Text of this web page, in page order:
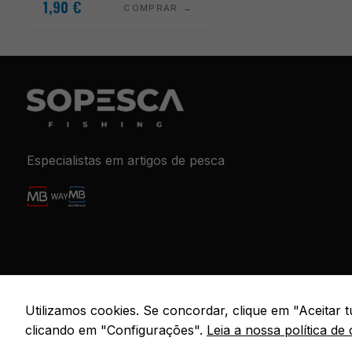
1,90 € COMPRAR
Especialistas em artigos de pesca
© 2026
Utilizamos cookies. Se concordar, clique em "Aceitar
clicando em "Configurações". Leia a nossa política de